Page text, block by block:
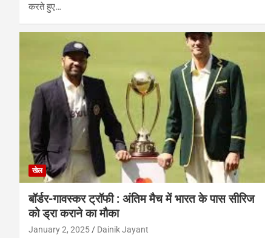
करते हुए…
खेल
बॉर्डर-गावस्कर ट्रॉफी : अंतिम मैच में भारत के पास सीरिज
को ड्रा कराने का मौका
January 2, 2025 Dainik Jayant